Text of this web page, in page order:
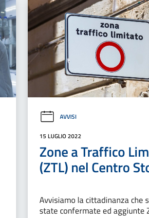
AVVISI
15 LUGLIO 2022
Zone a Traffico
(ZTL) nel Centro
Avvisiamo la cittadinanza che
state confermate ed aggiunte